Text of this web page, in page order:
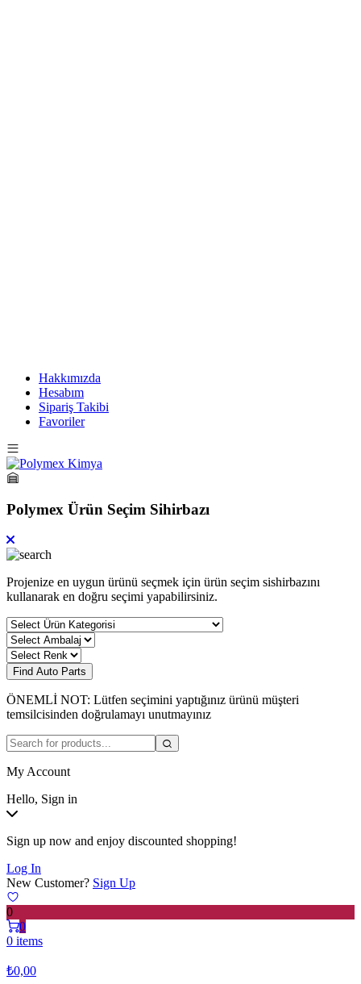
Hakkımızda
Hesabım
Sipariş Takibi
Favoriler
Polymex Ürün Seçim Sihirbazı
Projenize en uygun ürünü seçmek için ürün seçim sishirbazını
kullanarak en doğru seçimi yapabilirsiniz.
Find Auto Parts
ÖNEMLİ NOT: Lütfen seçimini yaptığınız ürünü müşteri
temsilcisinden doğrulamayı unutmayınız
My Account
Hello, Sign in
Sign up now and enjoy discounted shopping!
Log In
New Customer? Sign Up
0
0
0 items
₺0,00